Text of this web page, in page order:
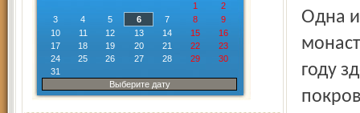
1
2
3
4 5 6 7 8
9
10
11 12 13 14 15
16
17
18 19 20 21 22
23
24
25 26 27 28 29
30
31
Выберите дату
Одна из них теперь будет в Ярославле. Она останется в
году